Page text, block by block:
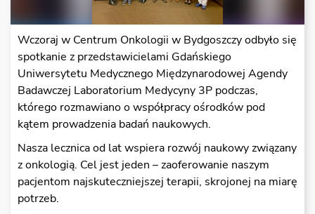
Wczoraj w Centrum Onkologii w Bydgoszczy odbyło się
spotkanie z przedstawicielami Gdańskiego
Uniwersytetu Medycznego Międzynarodowej Agendy
Badawczej Laboratorium Medycyny 3P podczas,
którego rozmawiano o współpracy ośrodków pod
kątem prowadzenia badań naukowych.
Nasza lecznica od lat wspiera rozwój naukowy związany
z onkologią. Cel jest jeden – zaoferowanie naszym
pacjentom najskuteczniejszej terapii, skrojonej na miarę
potrzeb.